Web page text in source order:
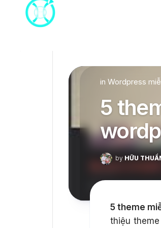
in Wordpress
5
by HỮU
5 theme
thiệu